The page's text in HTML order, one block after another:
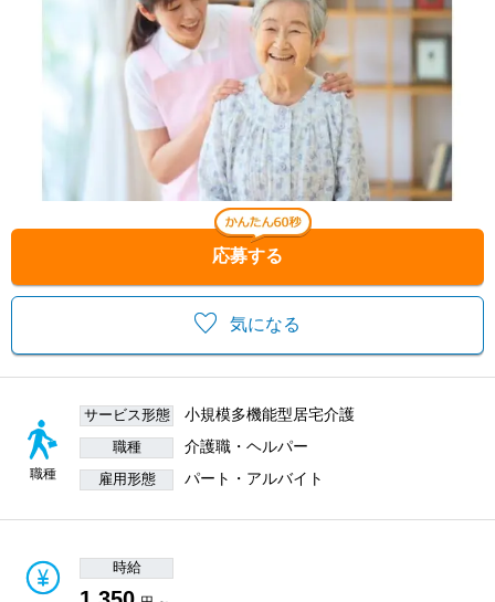
気になる
応募する
職種
サービス形態 小規模多機能型居宅介護
職種 介護職・ヘルパー
雇用形態 パート・アルバイト
時給